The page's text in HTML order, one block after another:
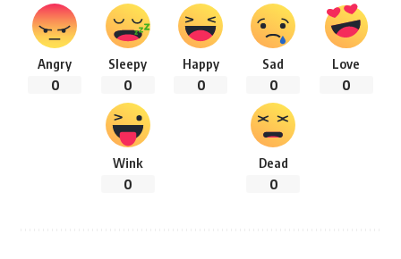
Love
0
Sad
0
Happy
0
Sleepy
0
Angry
0
Dead
0
Wink
0